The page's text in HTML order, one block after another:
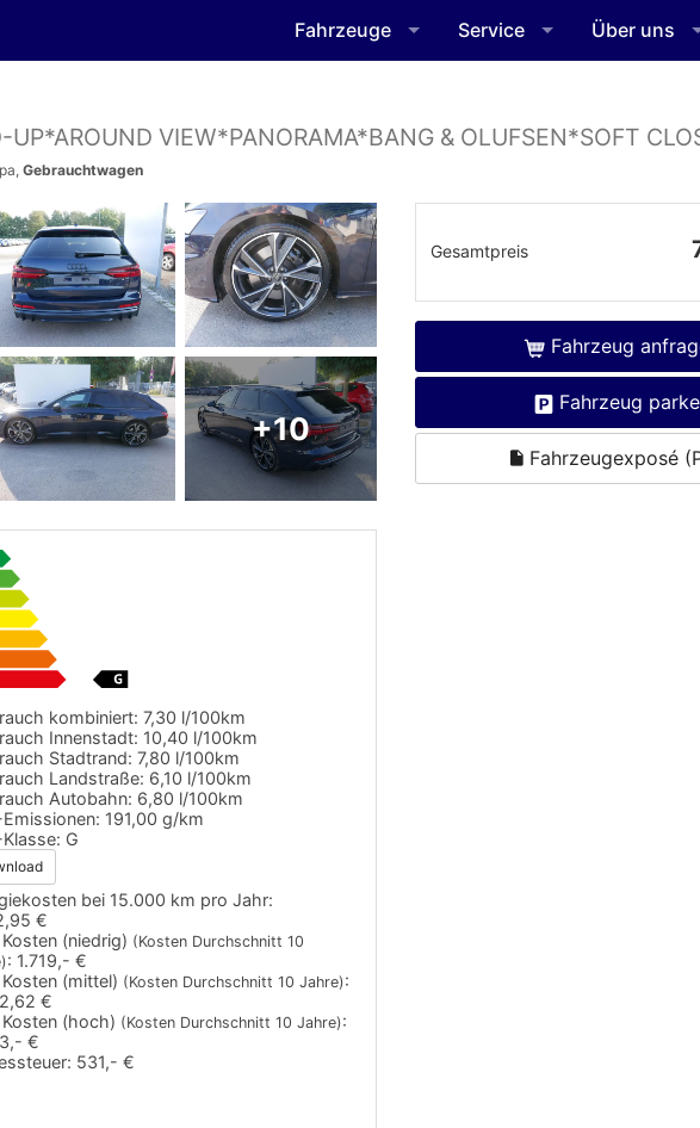
Fahrzeuge Service Über uns
VIEW*PANORAMA*BANG & OLUFSEN*SOFT
Gebrauchtwagen
Gesamtpreis
Fahrzeug
Fahrzeug
Fahrzeugexposé
+10
kombiniert: 7,30 l/100km
Innenstadt: 10,40 l/100km
Stadtrand: 7,80 l/100km
Landstraße: 6,10 l/100km
Autobahn: 6,80 l/100km
191,00 g/km
G
bei 15.000 km pro Jahr:
€
(niedrig) (Kosten Durchschnitt 10
: 1.719,- €
Kosten (mittel) (Kosten Durchschnitt 10 Jahre):
€
Kosten (hoch) (Kosten Durchschnitt 10 Jahre):
€
531,- €